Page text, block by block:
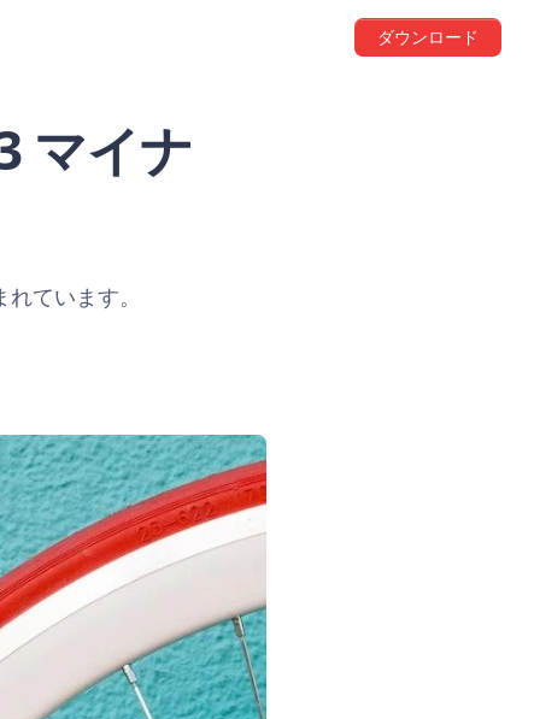
ダウンロード
マイナ
ています。